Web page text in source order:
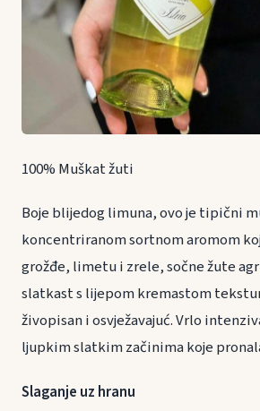
100% Muškat žuti
Boje blijedog limuna, ovo je tipični
koncentriranom sortnom aromom
grožđe, limetu i zrele, sočne žute
slatkast s lijepom kremastom
živopisan i osvježavajuć. Vrlo
ljupkim slatkim začinima koje
Slaganje uz hranu